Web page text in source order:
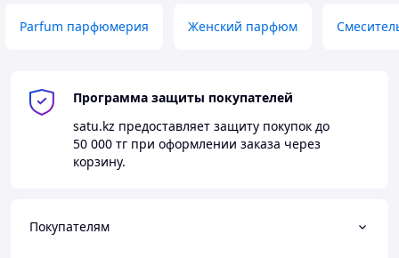
Parfum парфюмерия Женский парфюм
Программа защиты покупателей
satu.kz предоставляет защиту покупок до
50 000 тг при оформлении заказа через
корзину.
Покупателям